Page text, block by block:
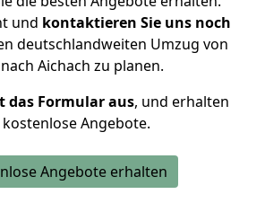
und kontaktieren Sie uns noch
deutschlandweiten Umzug von
Aichach zu planen.
das Formular aus, und erhalten
kostenlose Angebote.
Angebote erhalten